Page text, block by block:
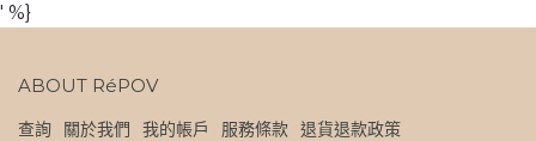
' %}
ABOUT RéPOV
查詢 關於我們 我的帳戶 服務條款 退貨退款政策